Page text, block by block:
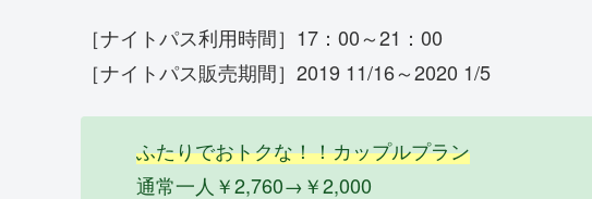
［ナイトパス利用時間］17：00～21：00
［ナイトパス販売期間］2019 11/16～2020 1/5
ふたりでおトクな！！カップルプラン
通常一人￥2,760→￥2,000